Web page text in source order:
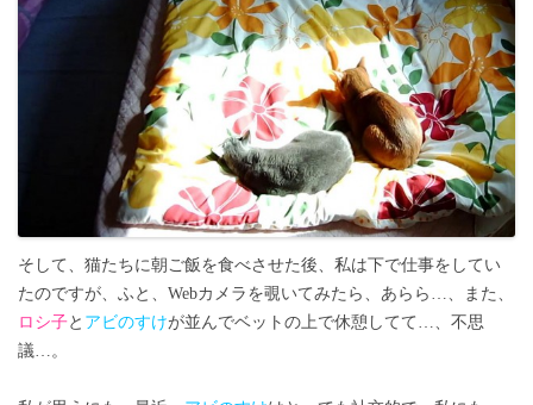
そして、猫たちに朝ご飯を食べさせた後、私は下で仕事をしてい
たのですが、ふと、Webカメラを覗いてみたら、あらら…、また、
ロシ子と アビのすけが並んでベットの上で休憩してて…、不思
議…。